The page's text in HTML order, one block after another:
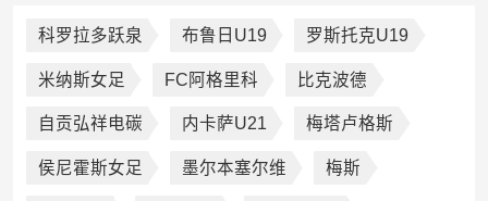
科罗拉多跃泉 布鲁日U19 罗斯托克U19
米纳斯女足 FC阿格里科 比克波德
自贡弘祥电碳 内卡萨U21 梅塔卢格斯
侯尼霍斯女足 墨尔本塞尔维 梅斯